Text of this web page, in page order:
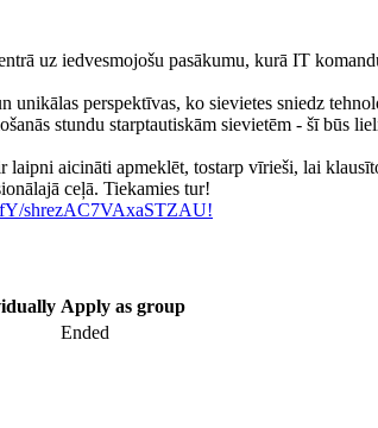
uz iedvesmojošu pasākumu, kurā IT
unikālas perspektīvas, ko sievietes sniedz
stundu starptautiskām sievietēm - šī būs
aicināti apmeklēt, tostarp vīrieši, lai
ceļā. Tiekamies tur!
shrezAC7VAxaSTZAU!
Apply as group
Ended